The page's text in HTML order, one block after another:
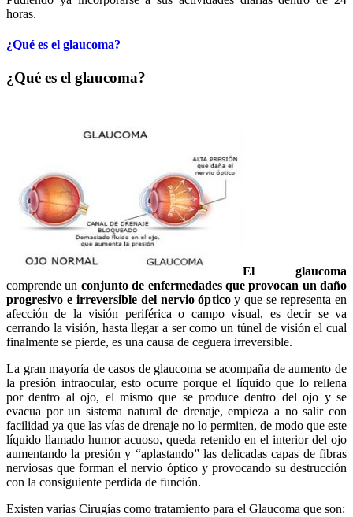
horas.
¿Qué es el glaucoma?
¿Qué es el glaucoma?
El glaucoma
comprende un conjunto de enfermedades que provocan un daño
progresivo e irreversible del nervio ópticoy que se representa en
afección de la visión periférica o campo visual, es decir se va
cerrando la visión, hasta llegar a ser como un túnel de visión el cual
finalmente se pierde, es una causa de ceguera irreversible.
La gran mayoría de casos de glaucoma se acompaña de aumento de
la presión intraocular, esto ocurre porque el líquido que lo rellena
por dentro al ojo, el mismo que se produce dentro del ojo y se
evacua por un sistema natural de drenaje, empieza a no salir con
facilidad ya que las vías de drenaje no lo permiten, de modo que este
líquido llamado humor acuoso, queda retenido en el interior del ojo
aumentando la presión y “aplastando” las delicadas capas de fibras
nerviosas que forman el nervio óptico y provocando su destrucción
con la consiguiente perdida de función.
Existen varias Cirugías como tratamiento para el Glaucoma que son: